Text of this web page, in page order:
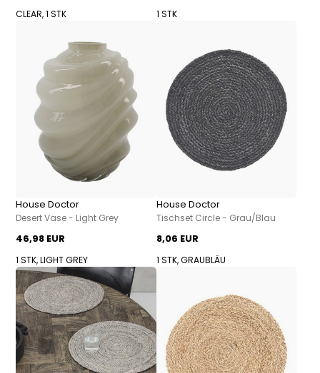
CLEAR, 1 STK 1 STK
House Doctor
Desert Vase - Light Grey
46,98 EUR
1 STK, LIGHT GREY
House Doctor
Tischset Circle - Grau/Blau
8,06 EUR
1 STK, GRAUBLÄU